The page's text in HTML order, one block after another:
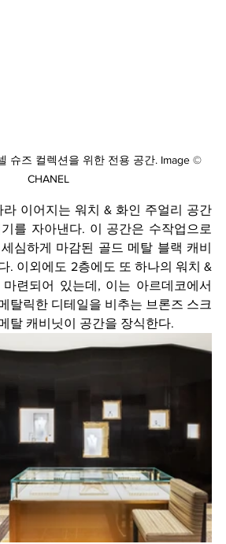
슈즈 컬렉션을 위한 전용 공간. Image ©
CHANEL
이어지는 워치 & 화인 주얼리 공간
를 자아낸다. 이 공간은 수작업으로
심하게 마감된 골드 메탈 블랙 캐비
. 이외에도 2층에도 또 하나의 워치 &
련되어 있는데, 이는 아르데코에서
탈릭한 디테일을 비추는 브론즈 스크
탈 캐비닛이 공간을 장식한다.